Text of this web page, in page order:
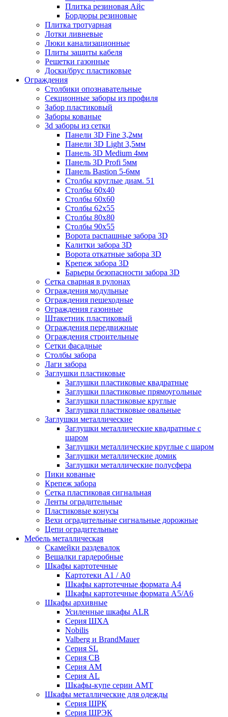
Плитка резиновая Айс
Бордюры резиновые
Плитка тротуарная
Лотки ливневые
Люки канализационные
Плиты защиты кабеля
Решетки газонные
Доски/брус пластиковые
Ограждения
Столбики опознавательные
Секционные заборы из профиля
Забор пластиковый
Заборы кованые
3d заборы из сетки
Панели 3D Fine 3,2мм
Панели 3D Light 3,5мм
Панель 3D Medium 4мм
Панель 3D Profi 5мм
Панель Bastion 5-6мм
Столбы круглые диам. 51
Столбы 60х40
Столбы 60х60
Столбы 62х55
Столбы 80х80
Столбы 90х55
Ворота распашные забора 3D
Калитки забора 3D
Ворота откатные забора 3D
Крепеж забора 3D
Барьеры безопасности забора 3D
Сетка сварная в рулонах
Ограждения модульные
Ограждения пешеходные
Ограждения газонные
Штакетник пластиковый
Ограждения передвижные
Ограждения строительные
Сетки фасадные
Столбы забора
Лаги забора
Заглушки пластиковые
Заглушки пластиковые квадратные
Заглушки пластиковые прямоугольные
Заглушки пластиковые круглые
Заглушки пластиковые овальные
Заглушки металлические
Заглушки металлические квадратные с
шаром
Заглушки металлические круглые с шаром
Заглушки металлические домик
Заглушки металлические полусфера
Пики кованые
Крепеж забора
Сетка пластиковая сигнальная
Ленты оградительные
Пластиковые конусы
Вехи оградительные сигнальные дорожные
Цепи оградительные
Мебель металлическая
Скамейки раздевалок
Вешалки гардеробные
Шкафы картотечные
Картотеки А1 / А0
Шкафы картотечные формата А4
Шкафы картотечные формата А5/А6
Шкафы архивные
Усиленные шкафы ALR
Серия ШХА
Nobilis
Valberg и BrandMauer
Cерия SL
Серия СВ
Серия АМ
Серия AL
Шкафы-купе серии AMT
Шкафы металлические для одежды
Серия ШРК
Серия ШРЭК